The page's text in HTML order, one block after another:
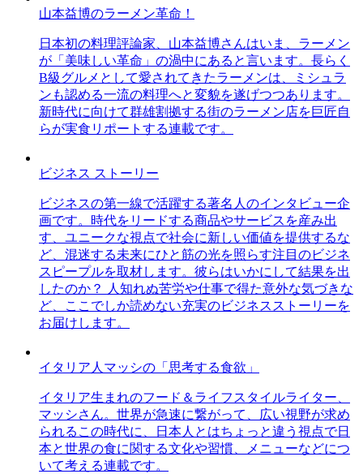
山本益博のラーメン革命！
日本初の料理評論家、山本益博さんはいま、ラーメン
が「美味しい革命」の渦中にあると言います。長らく
B級グルメとして愛されてきたラーメンは、ミシュラ
ンも認める一流の料理へと変貌を遂げつつあります。
新時代に向けて群雄割拠する街のラーメン店を巨匠自
らが実食リポートする連載です。
ビジネス ストーリー
ビジネスの第一線で活躍する著名人のインタビュー企
画です。時代をリードする商品やサービスを産み出
す、ユニークな視点で社会に新しい価値を提供するな
ど、混迷する未来にひと筋の光を照らす注目のビジネ
スピープルを取材します。彼らはいかにして結果を出
したのか？ 人知れぬ苦労や仕事で得た意外な気づきな
ど、ここでしか読めない充実のビジネスストーリーを
お届けします。
イタリア人マッシの「思考する食欲」
イタリア生まれのフード＆ライフスタイルライター、
マッシさん。世界が急速に繋がって、広い視野が求め
られるこの時代に、日本人とはちょっと違う視点で日
本と世界の食に関する文化や習慣、メニューなどにつ
いて考える連載です。